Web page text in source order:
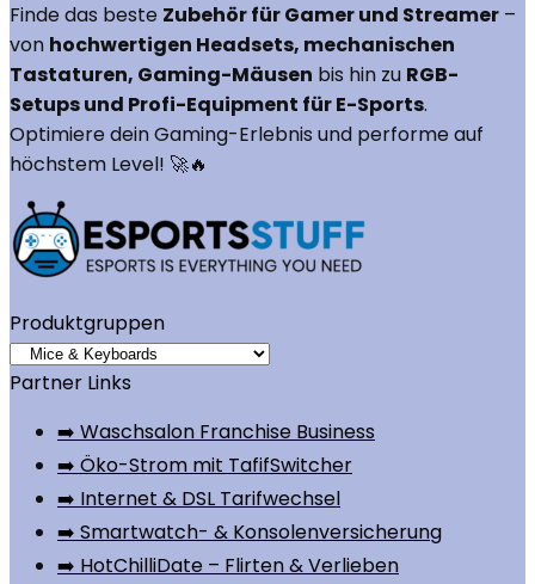
Finde das beste Zubehör für Gamer und Streamer –
von hochwertigen Headsets, mechanischen
Tastaturen, Gaming-Mäusen bis hin zu RGB-
Setups und Profi-Equipment für E-Sports.
Optimiere dein Gaming-Erlebnis und performe auf
höchstem Level! 🚀🔥
Produktgruppen
Partner Links
➡️ Waschsalon Franchise Business
➡️ Öko-Strom mit TafifSwitcher
➡️ Internet & DSL Tarifwechsel
➡️ Smartwatch- & Konsolenversicherung
➡️ HotChilliDate – Flirten & Verlieben